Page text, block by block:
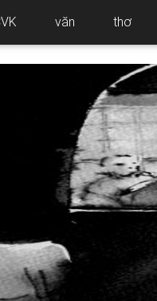
văn thơ